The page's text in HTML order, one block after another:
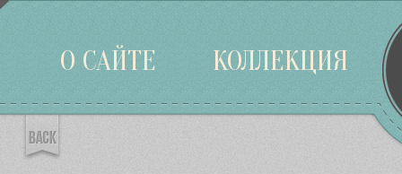
О САЙТЕ КОЛЛЕКЦИЯ